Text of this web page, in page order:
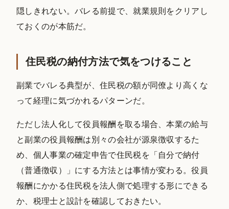
隠しきれない。バレる前提で、就業規則をクリアし
ておくのが本筋だ。
住民税の納付方法で気をつけること
副業でバレる典型が、住民税の額が同僚より高くな
って経理に気づかれるパターンだ。
ただし法人化して役員報酬を取る場合、本業の給与
と副業の役員報酬は別々の会社が源泉徴収するた
め、個人事業の確定申告で住民税を「自分で納付
（普通徴収）」にする方法とは事情が変わる。役員
報酬にかかる住民税を法人側で処理する形にできる
か、税理士と設計を確認しておきたい。